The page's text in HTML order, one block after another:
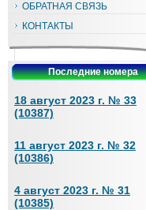
ОБРАТНАЯ СВЯЗЬ
КОНТАКТЫ
Последние номера
18 август 2023 г. № 33
(10387)
11 август 2023 г. № 32
(10386)
4 август 2023 г. № 31
(10385)